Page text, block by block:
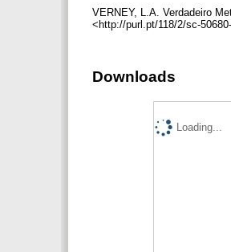
VERNEY, L.A. Verdadeiro
<http://purl.pt/118/2/sc-
Downloads
Loading...